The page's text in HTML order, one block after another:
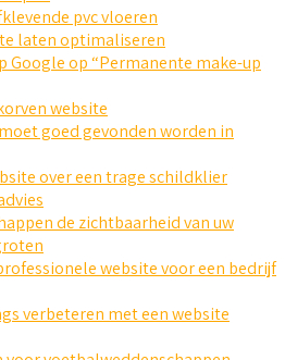
pvc vloeren
laten optimaliseren
Google op “Permanente make-up
website
goed gevonden worden in
over een trage schildklier
de zichtbaarheid van uw
website voor een bedrijf
verbeteren met een website